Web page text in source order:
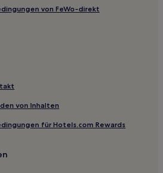
Golf Club
Village
Statue
Raceway
von FeWo-direkt
von Inhalten
für Hotels.com Rewards